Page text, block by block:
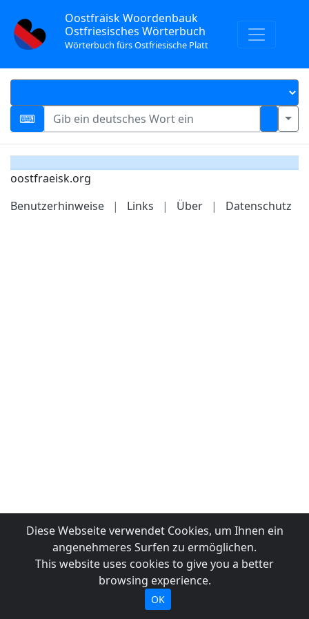
Oostfräisk Woordenbauk
Ostfriesisches Wörterbuch
Wörterbuch fürs Ostfriesische Platt
oostfraeisk.org
Benutzerhinweise
| Links | Über | Datenschutz
Diese Webseite verwendet Cookies, um Ihnen ein
angenehmeres Surfen zu ermöglichen.
This website uses cookies to give you a better
browsing experience.
OK